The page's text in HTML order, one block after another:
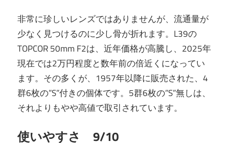
非常に珍しいレンズではありませんが、流通量が
少なく見つけるのに少し骨が折れます。L39の
TOPCOR 50mm F2は、近年価格が高騰し、2025年
現在では2万円程度と数年前の倍近くになってい
ます。その多くが、1957年以降に販売された、4
群6枚の”S”付きの個体です。5群6枚の”S”無しは、
それよりもやや高値で取引されています。
使いやすさ 9/10